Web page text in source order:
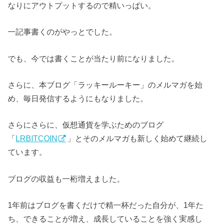
なりにアウトプットするので精いっぱい。
一記事書くのがやっとでした。
でも、今では書くことが当たり前になりました。
さらに、本ブログ「ラッキールーキー」のメルマガを始
め、毎日発信するようにもなりました。
さらにさらに、仮想通貨を学ぶためのブログ
「 LRBITCOIN
」とそのメルマガも新しく始めて継続し
ています。
ブログの収益も一桁増えました。
1年前はブログを書くだけで精一杯だった自分が、1年た
ち、できることが増え、成長していることを強く実感し